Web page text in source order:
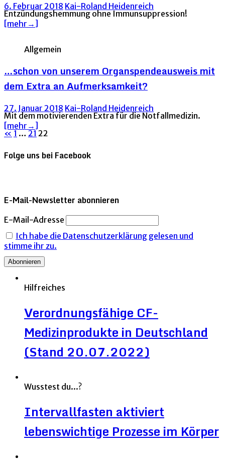
6. Februar 2018 Kai-Roland Heidenreich
Entzündungshemmung ohne Immunsuppression!
[mehr→]
Allgemein
…schon von unserem Organspendeausweis mit
dem Extra an Aufmerksamkeit?
27. Januar 2018 Kai-Roland Heidenreich
Mit dem motivierenden Extra für die Notfallmedizin.
[mehr→]
Seitennummerierung
der
« 1 … 21 22
Folge uns bei Facebook
E-Mail-Newsletter abonnieren
E-Mail-Adresse
Ich habe die Datenschutzerklärung gelesen und
stimme ihr zu.
Hilfreiches
Verordnungsfähige CF-
Medizinprodukte in Deutschland
(Stand 20.07.2022)
Wusstest du...?
Intervallfasten aktiviert
lebenswichtige Prozesse im Körper